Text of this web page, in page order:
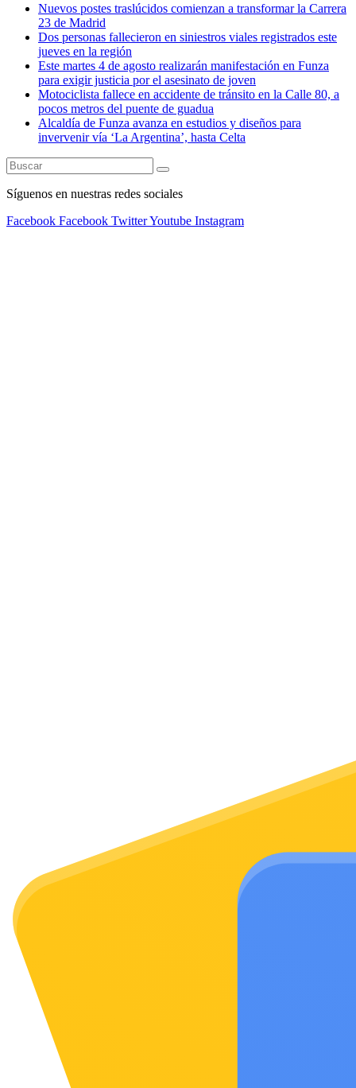
Nuevos postes traslúcidos comienzan a transformar la Carrera
23 de Madrid
Dos personas fallecieron en siniestros viales registrados este
jueves en la región
Este martes 4 de agosto realizarán manifestación en Funza
para exigir justicia por el asesinato de joven
Motociclista fallece en accidente de tránsito en la Calle 80, a
pocos metros del puente de guadua
Alcaldía de Funza avanza en estudios y diseños para
invervenir vía ‘La Argentina’, hasta Celta
Síguenos en nuestras redes sociales
Facebook Facebook TwitterYoutube Instagram